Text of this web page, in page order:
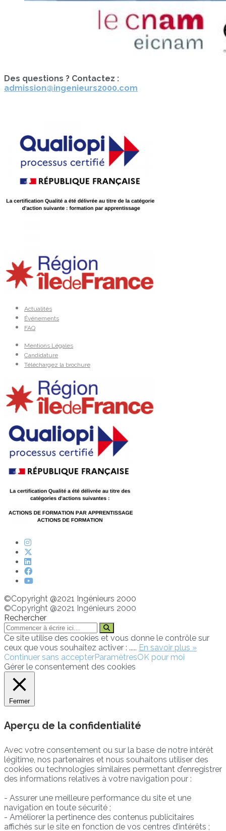
Des questions ? Contactez :
admission@ingenieurs2000.com
Actualités
Événements
FAQ
Mentions Légales
Candidature
Téléchargez la brochure
©Copyright @2021 Ingénieurs 2000
©Copyright @2021 Ingénieurs 2000
Rechercher
Ce site utilise des cookies et vous donne le contrôle sur
ceux que vous souhaitez activer : ..... En savoir plus »
Continuer sans accepterParamètresOK pour moi
Gérer le consentement des cookies
Fermer
Aperçu de la confidentialité
Avec votre consentement ou sur la base de notre intérêt
légitime, nos partenaires et nous souhaitons utiliser des
cookies ou technologies similaires permettant d’enregistrer
des informations relatives à votre navigation pour :
- Assurer une meilleure performance du site et une
navigation en toute sécurité ;
- Améliorer la pertinence des contenus publicitaires
affichés sur le site en fonction de vos centres d’intérêts ;